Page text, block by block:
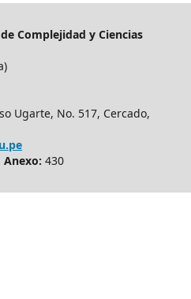
Complejidad y Ciencias
Ugarte, No. 517, Cercado,
Anexo: 430